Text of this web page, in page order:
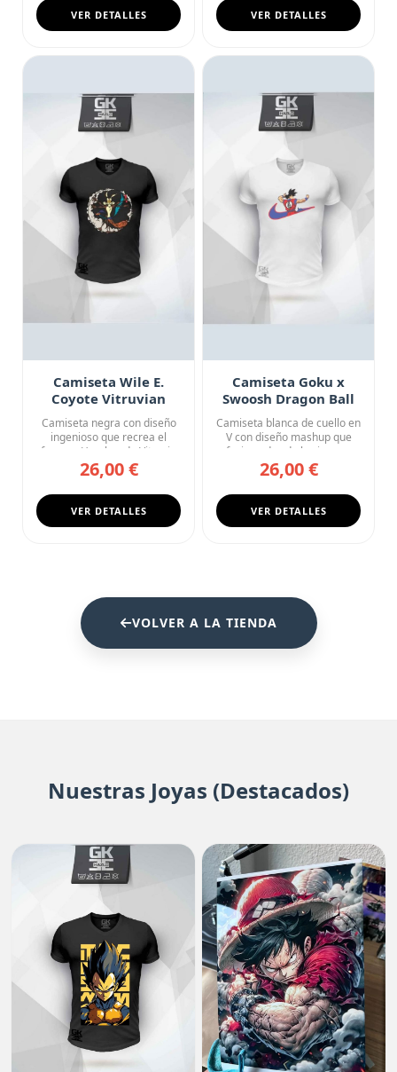
VER DETALLES VER DETALLES
Camiseta Wile E.
Coyote Vitruvian
Looney Tunes Art
Camiseta negra con diseño
ingenioso que recrea el
famoso Hombre de Vitruvio
d...
26,00 €
VER DETALLES
Camiseta Goku x
Swoosh Dragon Ball
Street Collab
Camiseta blanca de cuello en
V con diseño mashup que
fusiona dos de los icono...
26,00 €
VER DETALLES
VOLVER A LA TIENDA
Nuestras Joyas (Destacados)